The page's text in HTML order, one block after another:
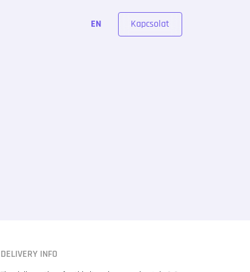
EN Kapcsolat
DELIVERY INFO